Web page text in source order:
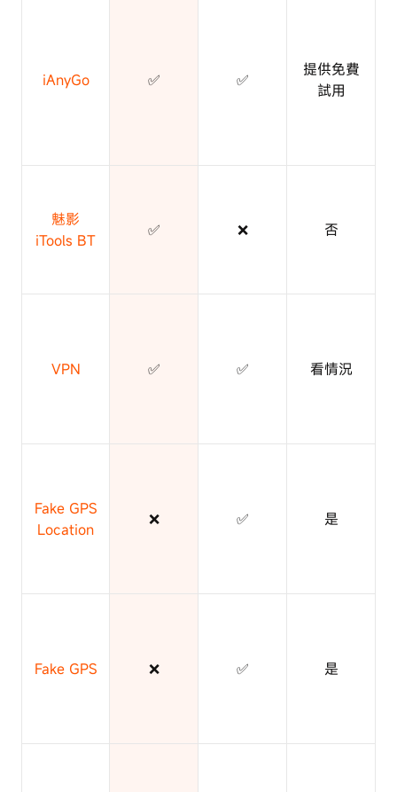
iAnyGo ✅ ✅
提供免費
試用
魅影
iTools BT
✅ ❌ 否
VPN ✅ ✅ 看情況
Fake GPS
Location
❌ ✅ 是
Fake GPS ❌ ✅ 是